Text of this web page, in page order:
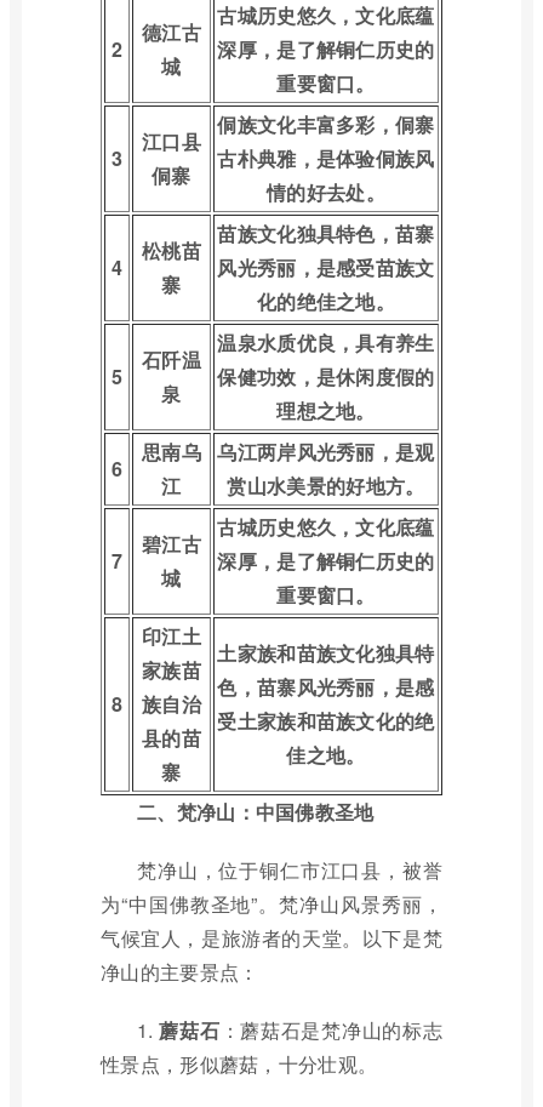
2
德江古
城
古城历史悠久，文化底蕴
深厚，是了解铜仁历史的
重要窗口。
3
江口县
侗寨
侗族文化丰富多彩，侗寨
古朴典雅，是体验侗族风
情的好去处。
4
松桃苗
寨
苗族文化独具特色，苗寨
风光秀丽，是感受苗族文
化的绝佳之地。
5
石阡温
泉
温泉水质优良，具有养生
保健功效，是休闲度假的
理想之地。
6
思南乌
江
乌江两岸风光秀丽，是观
赏山水美景的好地方。
7
碧江古
城
古城历史悠久，文化底蕴
深厚，是了解铜仁历史的
重要窗口。
8
印江土
家族苗
族自治
县的苗
寨
土家族和苗族文化独具特
色，苗寨风光秀丽，是感
受土家族和苗族文化的绝
佳之地。
二、梵净山：中国佛教圣地
梵净山，位于铜仁市江口县，被誉
为“中国佛教圣地”。梵净山风景秀丽，
气候宜人，是旅游者的天堂。以下是梵
净山的主要景点：
1.蘑菇石 ：蘑菇石是梵净山的标志
性景点，形似蘑菇，十分壮观。